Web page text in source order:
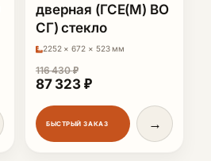
составляла 116 430 ₽.
87 323 ₽.
дверная (ГСЕ(М) ВО
СГ) стекло
2252 × 672 × 523 мм
116 430₽
Первоначальная цена
87 323 ₽Текущая цена:
БЫСТРЫЙ ЗАКАЗ →